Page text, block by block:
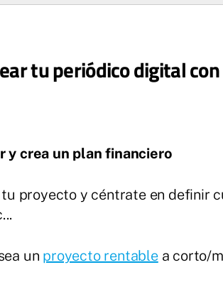
tu periódico digital
y crea un plan financiero
proyecto y céntrate en definir
un proyecto rentablea corto/